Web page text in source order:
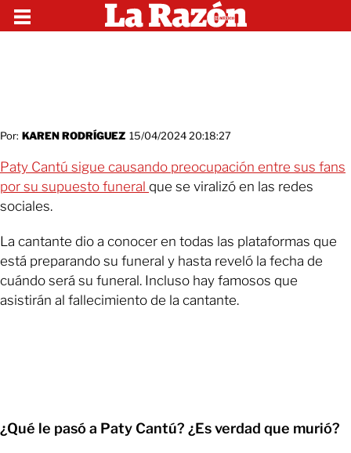
Por: KAREN RODRÍGUEZ 15/04/2024 20:18:27
Paty Cantú sigue causando preocupación entre sus fans
por su supuesto funeral que se viralizó en las redes
sociales.
La cantante dio a conocer en todas las plataformas que
está preparando su funeral y hasta reveló la fecha de
cuándo será su funeral. Incluso hay famosos que
asistirán al fallecimiento de la cantante.
¿Qué le pasó a Paty Cantú? ¿Es verdad que murió?